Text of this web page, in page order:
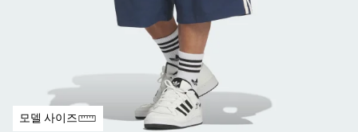
모델 사이즈